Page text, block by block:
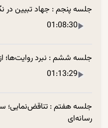
جلسه پنجم : جهاد تبیین در
01:08:30
جلسه ششم : نبرد روایت‌ها؛
01:13:29
جلسه هفتم : تناقض‌نمایی؛
رسانه‌ای